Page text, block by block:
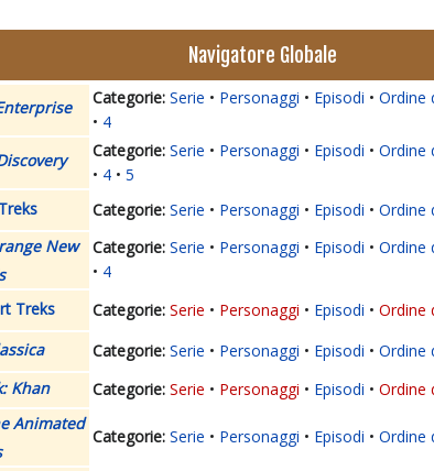
Navigatore Globale
Serie Personaggi Episodi Ordine
4
Serie Personaggi Episodi Ordine
4
5
Serie Personaggi Episodi Ordine
New
Serie Personaggi Episodi Ordine
4
Treks Serie Personaggi Episodi Ordine
Serie Personaggi Episodi Ordine
Khan
Serie Personaggi Episodi Ordine
Animated
Serie Personaggi Episodi Ordine